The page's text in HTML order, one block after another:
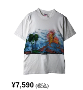
¥7,590(税込)